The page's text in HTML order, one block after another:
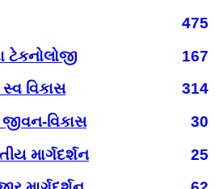
475
ટેકનોલોજી
167
વિકાસ
314
વિકાસ
30
માર્ગદર્શન
25